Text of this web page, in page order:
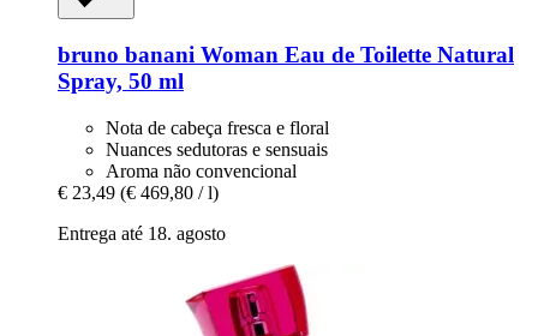
bruno banani Woman Eau de Toilette Natural
Spray, 50 ml
Nota de cabeça fresca e floral
Nuances sedutoras e sensuais
Aroma não convencional
€ 23,49 (€ 469,80 / l)
Entrega até 18. agosto